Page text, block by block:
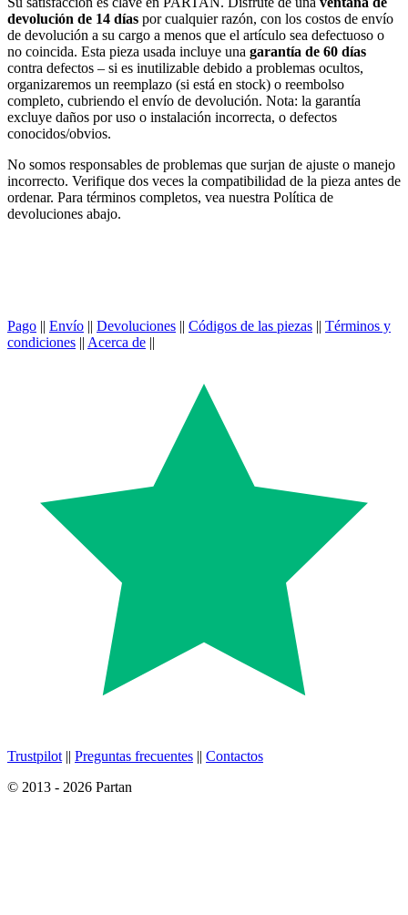
devolución de 14 días por cualquier razón, con los costos de envío
de devolución a su cargo a menos que el artículo sea defectuoso o
no coincida. Esta pieza usada incluye una garantía de 60 días
contra defectos – si es inutilizable debido a problemas ocultos,
organizaremos un reemplazo (si está en stock) o reembolso
completo, cubriendo el envío de devolución. Nota: la garantía
excluye daños por uso o instalación incorrecta, o defectos
conocidos/obvios.
No somos responsables de problemas que surjan de ajuste o manejo
incorrecto. Verifique dos veces la compatibilidad de la pieza antes de
ordenar. Para términos completos, vea nuestra Política de
devoluciones abajo.
Pago || Envío || Devoluciones || Códigos de las piezas || Términos y
condiciones || Acerca de ||
Trustpilot || Preguntas frecuentes || Contactos
© 2013 - 2026 Partan